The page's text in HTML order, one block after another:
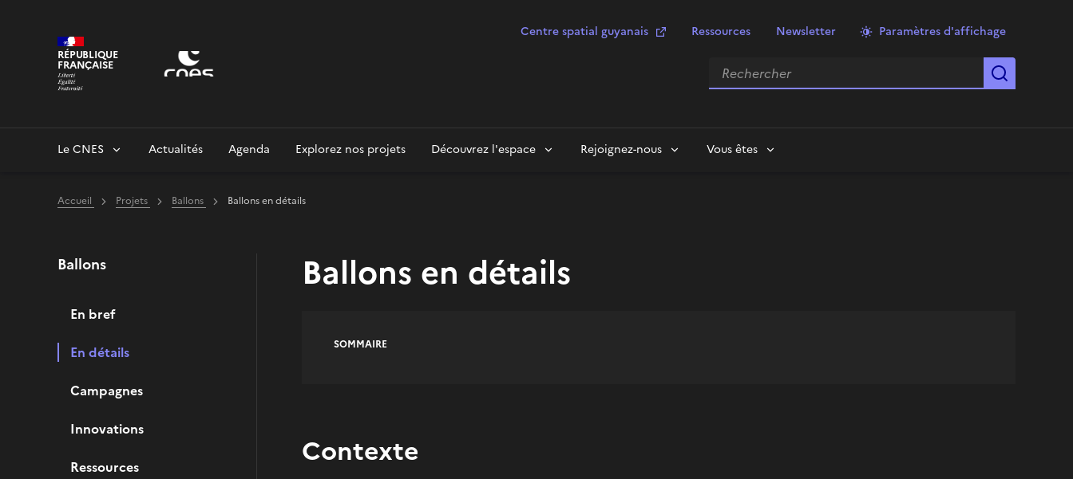
RÉPUBLIQUE
FRANÇAISE
Centre spatial guyanais Ressources Newsletter Paramètres d'affichage
Rechercher
Le CNES Actualités Agenda Explorez nos projets Découvrez l'espace Rejoignez-nous Vous êtes
Accueil Projets Ballons Ballons en détails
Ballons
En bref
En détails
Campagnes
Innovations
Ressources
Ballons en détails
SOMMAIRE
Contexte